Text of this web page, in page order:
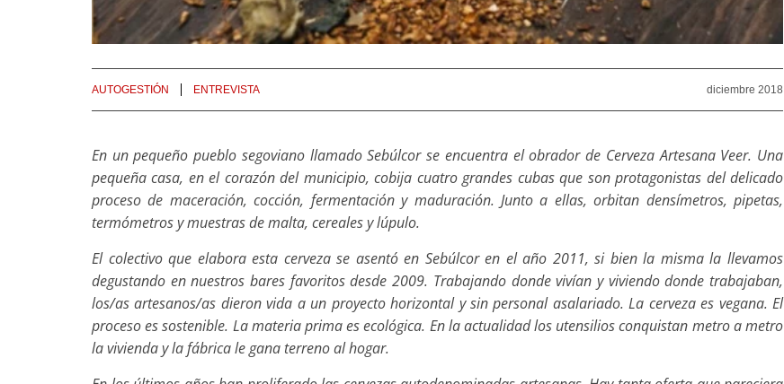
diciembre 2018
AUTOGESTIÓN ENTREVISTA
En un pequeño pueblo segoviano llamado Sebúlcor se encuentra el obrador de Cerveza Artesana Veer. Una
pequeña casa, en el corazón del municipio, cobija cuatro grandes cubas que son protagonistas del delicado
proceso de maceración, cocción, fermentación y maduración. Junto a ellas, orbitan densímetros, pipetas,
termómetros y muestras de malta, cereales y lúpulo.
El colectivo que elabora esta cerveza se asentó en Sebúlcor en el año 2011, si bien la misma la llevamos
degustando en nuestros bares favoritos desde 2009. Trabajando donde vivían y viviendo donde trabajaban,
los/as artesanos/as dieron vida a un proyecto horizontal y sin personal asalariado. La cerveza es vegana. El
proceso es sostenible. La materia prima es ecológica. En la actualidad los utensilios conquistan metro a metro
la vivienda y la fábrica le gana terreno al hogar.